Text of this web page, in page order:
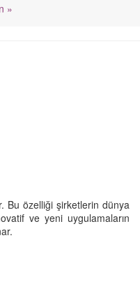
»
Bu özelliği şirketlerin dünya
ve yeni uygulamaların